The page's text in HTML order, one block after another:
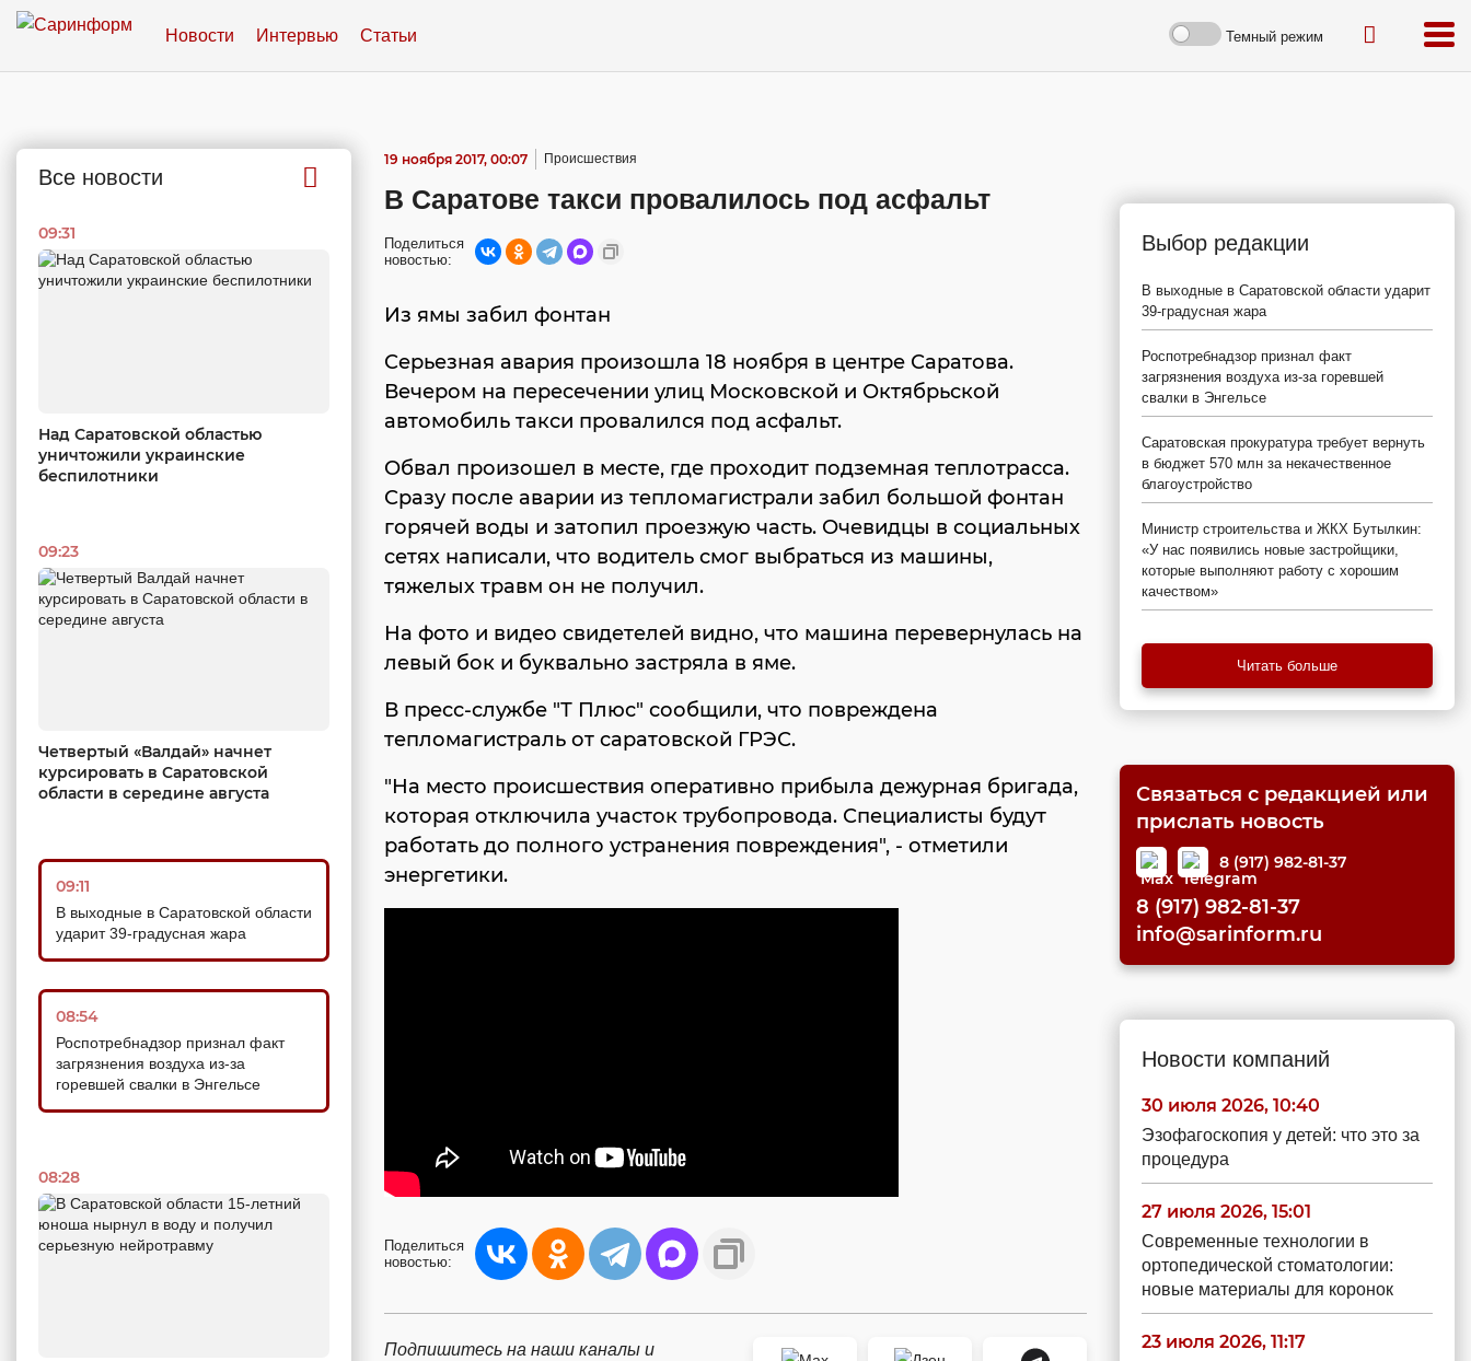
Новости Интервью Статьи Темный режим
Все новости
09:31
Над Саратовской областью
уничтожили украинские
беспилотники
09:23
Четвертый «Валдай» начнет
курсировать в Саратовской
области в середине августа
09:11
В выходные в Саратовской области
ударит 39-градусная жара
08:54
Роспотребнадзор признал факт
загрязнения воздуха из-за
горевшей свалки в Энгельсе
08:28
19 ноября 2017, 00:07 Происшествия
В Саратове такси провалилось под асфальт
Поделиться
новостью:
Из ямы забил фонтан
Серьезная авария произошла 18 ноября в центре Саратова.
Вечером на пересечении улиц Московской и Октябрьской
автомобиль такси провалился под асфальт.
Обвал произошел в месте, где проходит подземная теплотрасса.
Сразу после аварии из тепломагистрали забил большой фонтан
горячей воды и затопил проезжую часть. Очевидцы в социальных
сетях написали, что водитель смог выбраться из машины,
тяжелых травм он не получил.
На фото и видео свидетелей видно, что машина перевернулась на
левый бок и буквально застряла в яме.
В пресс-службе "Т Плюс" сообщили, что повреждена
тепломагистраль от саратовской ГРЭС.
"На место происшествия оперативно прибыла дежурная бригада,
которая отключила участок трубопровода. Специалисты будут
работать до полного устранения повреждения", - отметили
энергетики.
Поделиться
новостью:
Подпишитесь на наши каналы и
Выбор редакции
В выходные в Саратовской области ударит
39-градусная жара
Роспотребнадзор признал факт
загрязнения воздуха из-за горевшей
свалки в Энгельсе
Саратовская прокуратура требует вернуть
в бюджет 570 млн за некачественное
благоустройство
Министр строительства и ЖКХ Бутылкин:
«У нас появились новые застройщики,
которые выполняют работу с хорошим
качеством»
Читать больше
Связаться с редакцией или
прислать новость
8 (917) 982-81-37
8 (917) 982-81-37
info@sarinform.ru
Новости компаний
30 июля 2026, 10:40
Эзофагоскопия у детей: что это за
процедура
27 июля 2026, 15:01
Современные технологии в
ортопедической стоматологии:
новые материалы для коронок
23 июля 2026, 11:17